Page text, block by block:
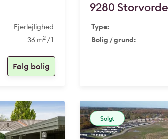
Ejerlejlighed
36 m2 / 1
9280 Storvorde
Type:
Bolig / grund:
Solgt